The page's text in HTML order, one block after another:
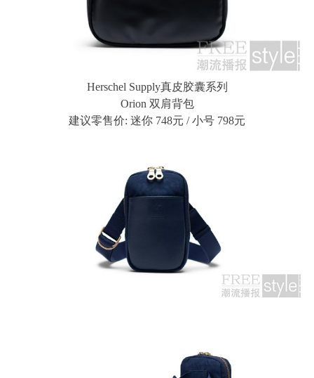
Herschel Supply真皮胶囊系列
Orion 双肩背包
建议零售价: 迷你 748元 / 小号 798元